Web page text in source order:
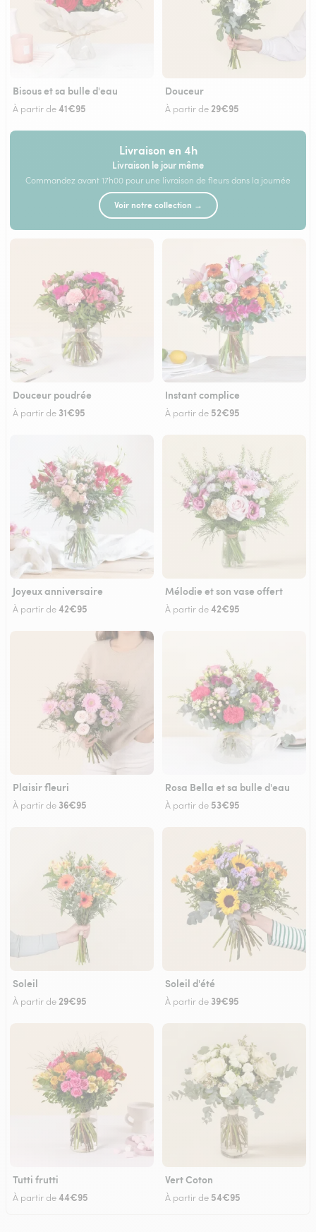
Bisous et sa bulle d'eau
À partir de41€95
Douceur
À partir de29€95
Livraison en 4h
Livraison le jour même
Commandez avant 17h00 pour une livraison de fleurs dans la journée
Voir notre collection →
Douceur poudrée
À partir de 31€95
Instant complice
À partir de 52€95
Joyeux anniversaire
À partir de42€95
Mélodie et son vase offert
À partir de42€95
Plaisir fleuri
À partir de 36€95
Rosa Bella et sa bulle d'eau
À partir de 53€95
Soleil
À partir de29€95
Soleil d'été
À partir de 39€95
Tutti frutti
À partir de44€95
Vert Coton
À partir de 54€95